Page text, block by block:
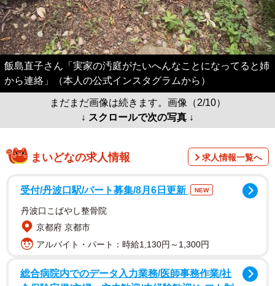
飯島直子さん「実家の汚庭がたいへんなことになってると姉
から連絡」（本人の公式インスタグラムから）
まだまだ画像は続きます。画像（2/10）
↓ スクロールで次の写真 ↓
まいどなの求人情報 求人情報一覧へ
受付/丹波口駅/パート募集/8月6日更新 NEW
丹波口こばやし整骨院
京都府 京都市
アルバイト・パート：時給1,130円～1,300円
総合病院内でのデータ入力業務/医師事務作業/社